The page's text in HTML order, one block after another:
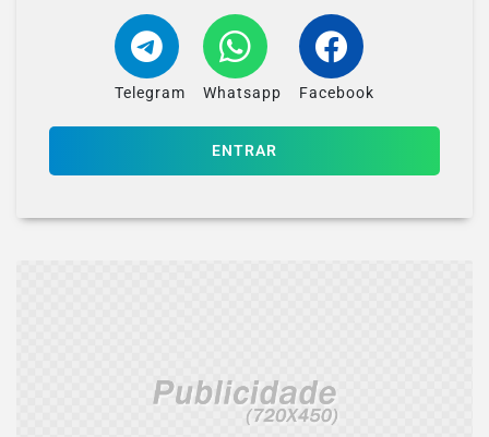
Telegram Whatsapp Facebook
ENTRAR